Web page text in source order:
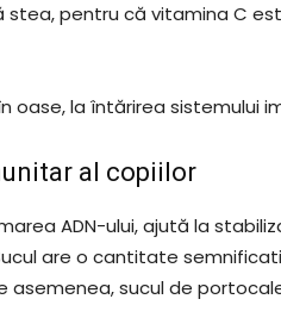
pentru că vitamina C
la întărirea sistemului
al copiilor
ADN-ului, ajută la
are o cantitate
sucul de